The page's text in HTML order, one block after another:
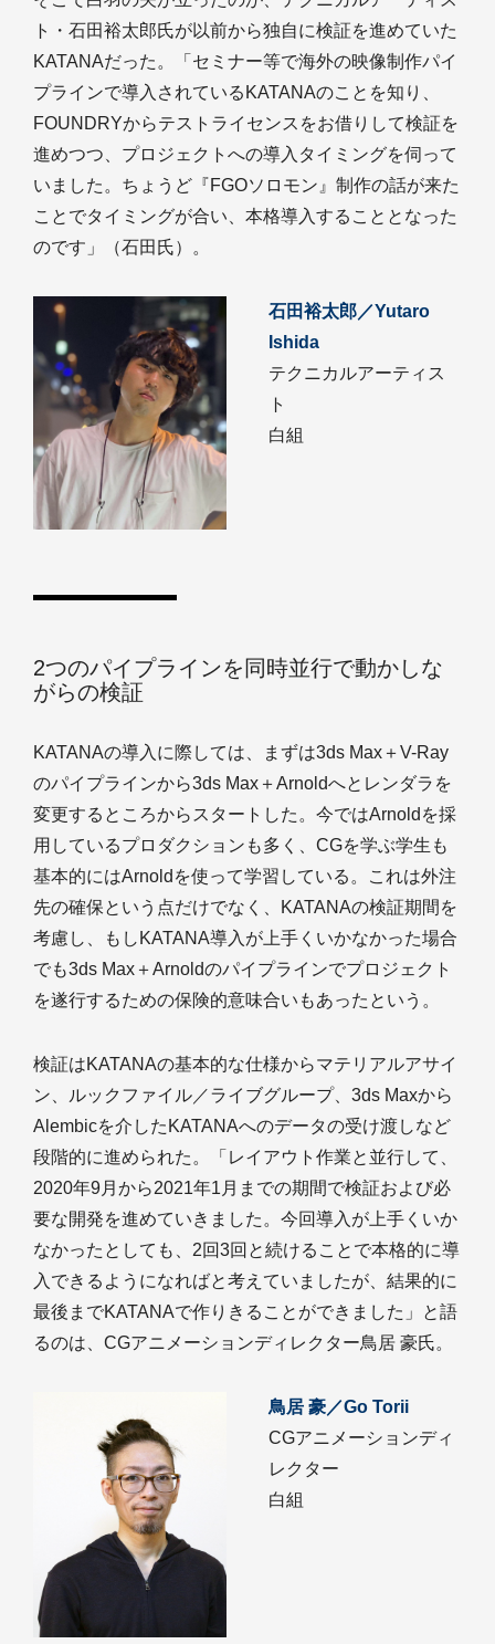
ト・石田裕太郎氏が以前から独自に検証を進めていた
KATANAだった。「セミナー等で海外の映像制作パイ
プラインで導入されているKATANAのことを知り、
FOUNDRYからテストライセンスをお借りして検証を
進めつつ、プロジェクトへの導入タイミングを伺って
いました。ちょうど『FGOソロモン』制作の話が来た
ことでタイミングが合い、本格導入することとなった
のです」（石田氏）。
石田裕太郎／Yutaro
Ishida
テクニカルアーティス
ト
白組
2つのパイプラインを同時並行で動かしな
がらの検証
KATANAの導入に際しては、まずは3ds Max＋V-Ray
のパイプラインから3ds Max＋Arnoldへとレンダラを
変更するところからスタートした。今ではArnoldを採
用しているプロダクションも多く、CGを学ぶ学生も
基本的にはArnoldを使って学習している。これは外注
先の確保という点だけでなく、KATANAの検証期間を
考慮し、もしKATANA導入が上手くいかなかった場合
でも3ds Max＋Arnoldのパイプラインでプロジェクト
を遂行するための保険的意味合いもあったという。
検証はKATANAの基本的な仕様からマテリアルアサイ
ン、ルックファイル／ライブグループ、3ds Maxから
Alembicを介したKATANAへのデータの受け渡しなど
段階的に進められた。「レイアウト作業と並行して、
2020年9月から2021年1月までの期間で検証および必
要な開発を進めていきました。今回導入が上手くいか
なかったとしても、2回3回と続けることで本格的に導
入できるようになればと考えていましたが、結果的に
最後までKATANAで作りきることができました」と語
るのは、CGアニメーションディレクター鳥居 豪氏。
鳥居 豪／Go Torii
CGアニメーションディ
レクター
白組